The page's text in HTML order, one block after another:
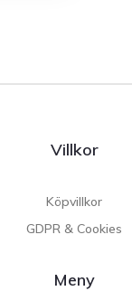
Villkor
Köpvillkor
GDPR & Cookies
Meny